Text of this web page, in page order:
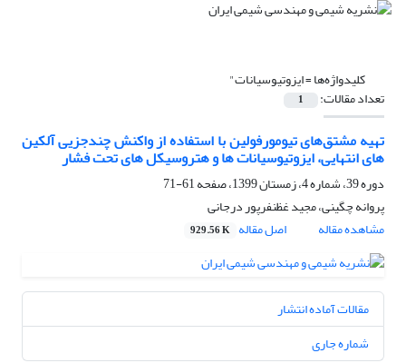
کلیدواژه‌ها =ایزوتیوسیانات"
تعداد مقالات: 1
تهیه مشتق‌های تیومورفولین با استفاده از واکنش چندجزیی آلکین
های انتهایی، ایزوتیوسیانات ها و هتروسیکل های تحت فشار
دوره 39، شماره 4، زمستان 1399، صفحه
61-71
پروانه چگینی، مجید غظنفرپور درجانی
مشاهده مقاله
اصل مقاله 929.56 K
مقالات آماده انتشار
شماره جاری